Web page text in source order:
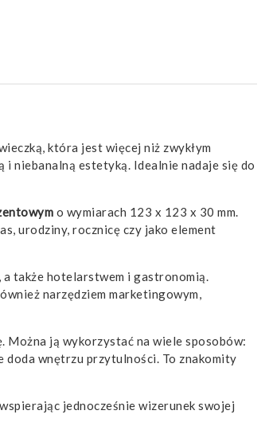
która jest więcej niż zwykłym
niebanalną estetyką. Idealnie nadaje się do
o wymiarach 123 x 123 x 30 mm.
urodziny, rocznicę czy jako element
a także hotelarstwem i gastronomią.
narzędziem marketingowym,
Można ją wykorzystać na wiele sposobów:
doda wnętrzu przytulności. To znakomity
jednocześnie wizerunek swojej